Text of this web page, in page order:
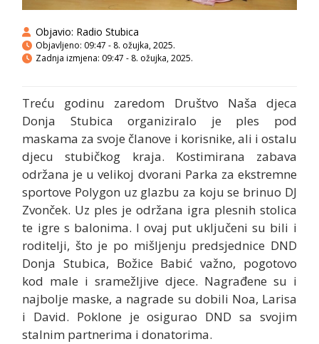
Objavio: Radio Stubica
Objavljeno: 09:47 - 8. ožujka, 2025.
Zadnja izmjena: 09:47 - 8. ožujka, 2025.
Treću godinu zaredom Društvo Naša djeca
Donja Stubica organiziralo je ples pod
maskama za svoje članove i korisnike, ali i ostalu
djecu stubičkog kraja. Kostimirana zabava
održana je u velikoj dvorani Parka za ekstremne
sportove Polygon uz glazbu za koju se brinuo DJ
Zvonček. Uz ples je održana igra plesnih stolica
te igre s balonima. I ovaj put uključeni su bili i
roditelji, što je po mišljenju predsjednice DND
Donja Stubica, Božice Babić važno, pogotovo
kod male i sramežljive djece. Nagrađene su i
najbolje maske, a nagrade su dobili Noa, Larisa
i David. Poklone je osigurao DND sa svojim
stalnim partnerima i donatorima.